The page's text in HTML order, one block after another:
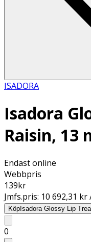
ISADORA
Isadora
Raisin, 13
Endast online
Webbpris
139kr
Jmfs.pris: 10 692,31 kr
KöpIsadora Glossy Lip
0